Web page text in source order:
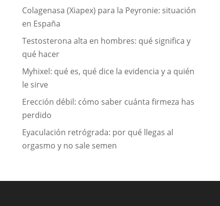
Colagenasa (Xiapex) para la Peyronie: situación
en España
Testosterona alta en hombres: qué significa y
qué hacer
Myhixel: qué es, qué dice la evidencia y a quién
le sirve
Erección débil: cómo saber cuánta firmeza has
perdido
Eyaculación retrógrada: por qué llegas al
orgasmo y no sale semen